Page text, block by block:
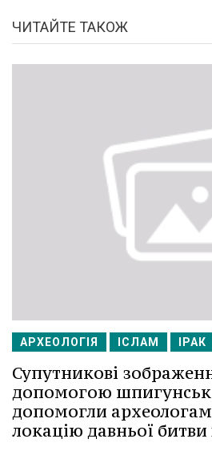
ЧИТАЙТЕ ТАКОЖ
АРХЕОЛОГІЯ ІСЛАМ ІРАК
Супутникові
допомогою
допомогли
локацію давньої